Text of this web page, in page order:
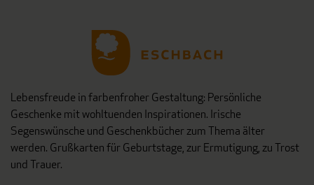
Lebensfreude in farbenfroher Gestaltung: Persönliche
Geschenke mit wohltuenden Inspirationen. Irische
Segenswünsche und Geschenkbücher zum Thema älter
werden. Grußkarten für Geburtstage, zur Ermutigung, zu Trost
und Trauer.